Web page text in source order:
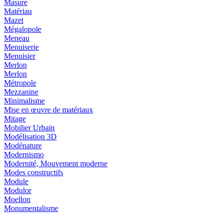
Masure
Matériau
Mazet
Mégalopole
Meneau
Menuiserie
Menuisier
Merlon
Merlon
Métropole
Mezzanine
Minimalisme
Mise en œuvre de matériaux
Mitage
Mobilier Urbain
Modélisation 3D
Modénature
Modernismo
Modernité, Mouvement moderne
Modes constructifs
Module
Modulor
Moellon
Monumentalisme